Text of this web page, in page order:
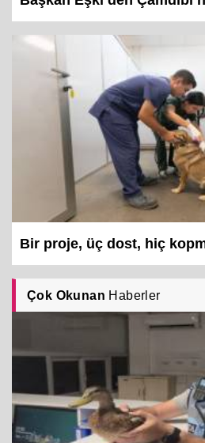
Bir proje, üç dost, hiç
Çok Okunan Haberler